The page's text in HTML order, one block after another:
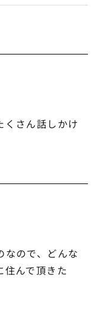
くさん話しかけ
なので、どんな
住んで頂きた